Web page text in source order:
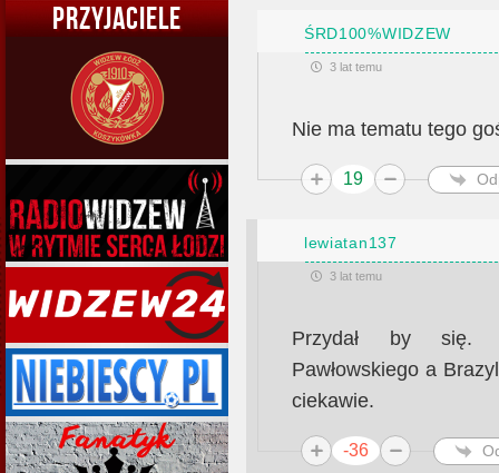
PRZYJACIELE ŚRD100%WIDZEW
3 lat temu
Nie ma tematu tego
19
lewiatan137
3 lat temu
Przydał by się.
Pawłowskiego a
ciekawie.
-36